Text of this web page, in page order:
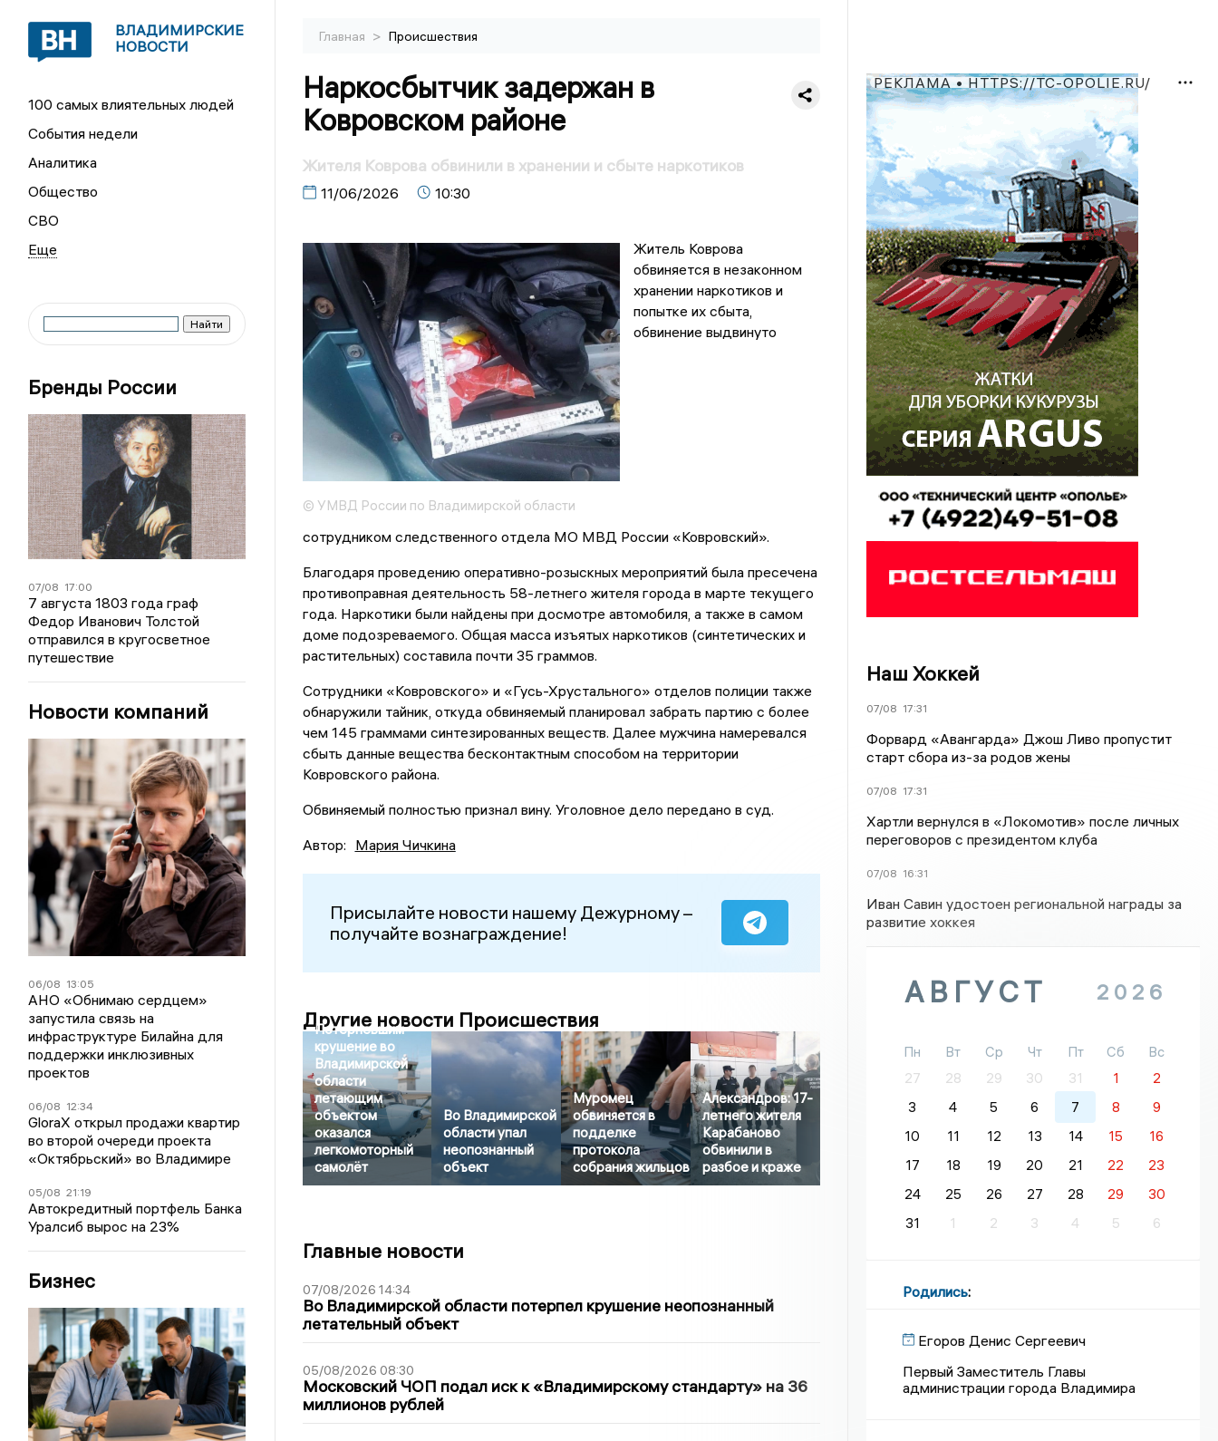
ВЛАДИМИРСКИЕ
НОВОСТИ
100 самых влиятельных людей
События недели
Аналитика
Общество
СВО
Бренды России
07/08 17:00
7 августа 1803 года граф
Федор Иванович Толстой
отправился в кругосветное
путешествие
Новости компаний
06/08 13:05
АНО «Обнимаю сердцем»
запустила связь на
инфраструктуре Билайна для
поддержки инклюзивных
проектов
06/08 12:34
GloraX открыл продажи квартир
во второй очереди проекта
«Октябрьский» во Владимире
05/08 21:19
Автокредитный портфель Банка
Уралсиб вырос на 23%
Бизнес
Главная > Происшествия
Наркосбытчик задержан в
Ковровском районе
Жителя Коврова обвинили в хранении и сбыте наркотиков
11/06/2026 10:30
© УМВД России по Владимирской области
Житель Коврова
обвиняется в незаконном
хранении наркотиков и
попытке их сбыта,
обвинение выдвинуто
сотрудником следственного отдела МО МВД России «Ковровский».
Благодаря проведению оперативно-розыскных мероприятий была пресечена
противоправная деятельность 58-летнего жителя города в марте текущего
года. Наркотики были найдены при досмотре автомобиля, а также в самом
доме подозреваемого. Общая масса изъятых наркотиков (синтетических и
растительных) составила почти 35 граммов.
Сотрудники «Ковровского» и «Гусь-Хрустального» отделов полиции также
обнаружили тайник, откуда обвиняемый планировал забрать партию с более
чем 145 граммами синтезированных веществ. Далее мужчина намеревался
сбыть данные вещества бесконтактным способом на территории
Ковровского района.
Обвиняемый полностью признал вину. Уголовное дело передано в суд.
Автор: Мария Чичкина
Присылайте новости нашему Дежурному –
получайте вознаграждение!
Другие новости Происшествия
Потерпевшим
крушение во
Владимирской
области
летающим
объектом
оказался
легкомоторный
самолёт
Во Владимирской
области упал
неопознанный
объект
Муромец
обвиняется в
подделке
протокола
собрания жильцов
Александров: 17-
летнего жителя
Карабаново
обвинили в
разбое и краже
Главные новости
07/08/2026 14:34
Во Владимирской области потерпел крушение неопознанный
летательный объект
05/08/2026 08:30
Московский ЧОП подал иск к «Владимирскому стандарту» на 36
миллионов рублей
РЕКЛАМА • HTTPS://TC-OPOLIE.RU/
Наш Хоккей
07/08 17:31
Форвард «Авангарда» Джош Ливо пропустит
старт сбора из-за родов жены
07/08 17:31
Хартли вернулся в «Локомотив» после личных
переговоров с президентом клуба
07/08 16:31
Иван Савин удостоен региональной награды за
развитие хоккея
АВГУСТ 2026
Пн Вт Ср Чт Пт Сб
Вс
27
28 29 30 31 1
2
3
4 5 6 7 8
9
10
11 12 13 14 15
16
17
18 19 20 21 22
23
24
25 26 27 28 29
30
31
1 2 3 4 5 6
Родились:
Егоров Денис Сергеевич
Первый Заместитель Главы
администрации города Владимира